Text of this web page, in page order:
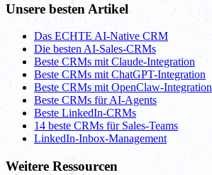
Unsere besten Artikel
Das ECHTE AI-Native CRM
Die besten AI-Sales-CRMs
Beste CRMs mit Claude-Integration
Beste CRMs mit ChatGPT-Integration
Beste CRMs mit OpenClaw-Integration
Beste CRMs für AI-Agents
Beste LinkedIn-CRMs
14 beste CRMs für Sales-Teams
LinkedIn-Inbox-Management
Weitere Ressourcen